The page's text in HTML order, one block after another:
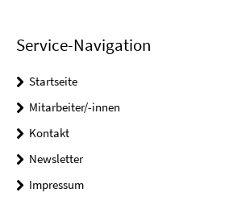
Service-Navigation
Startseite
Mitarbeiter/-innen
Kontakt
Newsletter
Impressum